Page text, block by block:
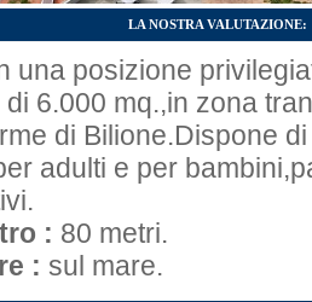
LA NOSTRA VALUTAZIONE:
una posizione
6.000 mq.,in zona
di Bilione.Dispone
adulti e per
: 80 metri.
: sul mare.